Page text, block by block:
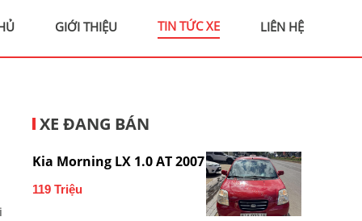
GIỚI THIỆU TIN TỨC XE LIÊN HỆ
XE ĐANG BÁN
Kia Morning LX 1.0 AT 2007
119 Triệu